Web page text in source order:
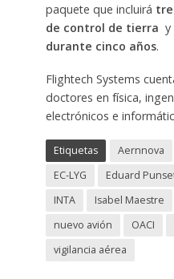
paquete que incluirá
de control de tierra y
durante cinco años.
Flightech Systems
doctores en física,
electrónicos e
Etiquetas Aernnova
EC-LYG
Eduard
INTA
Isabel Maestre
nuevo avión
OACI
vigilancia aérea